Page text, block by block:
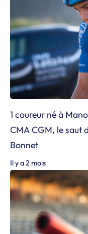
1 coureur né à
CMA CGM, le saut
Bonnet
Il y a 2 mois